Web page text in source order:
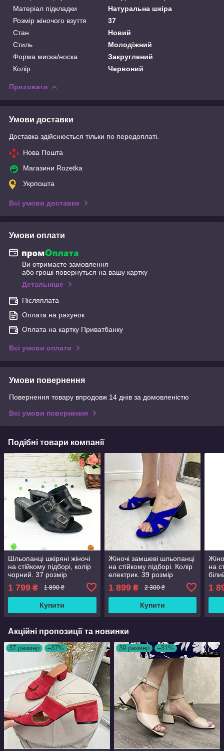
Матеріал підкладки
Натуральна шкіра
Розмір жіночого взуття
37
Стан
Новий
Стиль
Молодіжний
Форма миска/носка
Закруглений
Колір
Червоний
Приховати
Умови доставки
Доставка здійснюється тільки по передоплаті.
Нова Пошта
Магазини Rozetka
Укрпошта
Всі умови доставки
Умови оплати
Ви отримаєте замовлення
або гроші повернуться на вашу картку
Детальніше
Післяплата
Оплата на рахунок
Оплата на картку Приватбанку
Всі умови оплати
Умови повернення
Повернення товару впродовж 14 днів за домовленістю
Всі умови повернення
Подібні товари компанії
Шльопанці шкіряні жіночі
на стійкому підборі, колір
чорний. 37 розмір
1 799 ₴ 1 890 ₴
Купити
Жіночі замшеві шльопанці
на стійкому підборі. Колір
електрик. 39 розмір
1 899₴ 2 300 ₴
Купити
на
1
Акційні пропозиції та новинки
37 размер –37% 39 размер –31%